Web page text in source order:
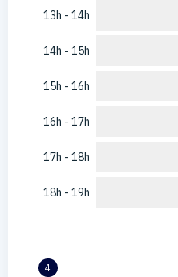
13h - 14h
14h - 15h
15h - 16h
16h - 17h
17h - 18h
18h - 19h
4